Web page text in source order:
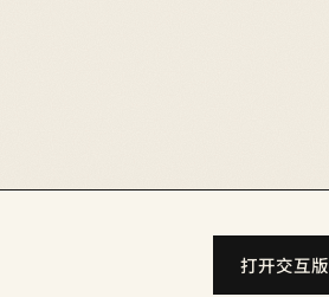
打开交互版